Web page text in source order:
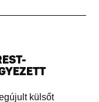
külsőt